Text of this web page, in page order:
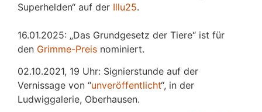
Superhelden“ auf der Illu25.
16.01.2025: „Das Grundgesetz der Tiere“ ist für
den Grimme-Preis nominiert.
02.10.2021, 19 Uhr: Signierstunde auf der
Vernissage von “unveröffentlicht“, in der
Ludwiggalerie, Oberhausen.